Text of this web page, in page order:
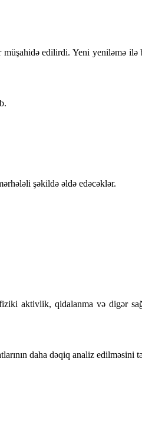
edilirdi. Yeni yeniləmə ilə
şəkildə əldə edəcəklər.
aktivlik, qidalanma və digər
daha dəqiq analiz edilməsini